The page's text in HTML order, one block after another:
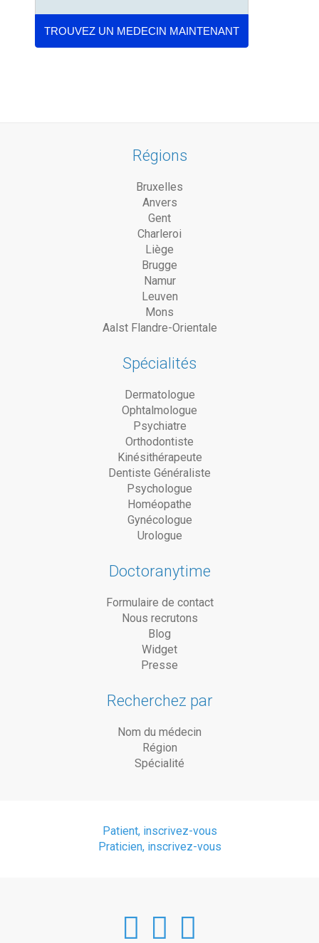
Régions
Bruxelles
Anvers
Gent
Charleroi
Liège
Brugge
Namur
Leuven
Mons
Aalst Flandre-Orientale
Spécialités
Dermatologue
Ophtalmologue
Psychiatre
Orthodontiste
Kinésithérapeute
Dentiste Généraliste
Psychologue
Homéopathe
Gynécologue
Urologue
Doctoranytime
Formulaire de contact
Nous recrutons
Blog
Widget
Presse
Recherchez par
Nom du médecin
Région
Spécialité
Patient, inscrivez-vous
Praticien, inscrivez-vous